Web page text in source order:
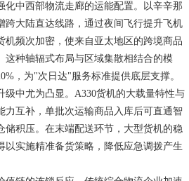
化中西部物流走廊的运能配置。以辛辛那
跨大陆直达线路，通过夜间飞行提升飞机
机频次加密，使来自亚太地区的跨境商品
这种轴辐式布局与区域集散相结合的模
，为"次日达"服务标准提供底层支撑。
级中尤为凸显。A330货机的大载量特性与
力互补，单批次运输商品入库后可直通智
储积压。在末端配送环节，大型货机的稳
以实施精准备货策略，降低应急调拨产生